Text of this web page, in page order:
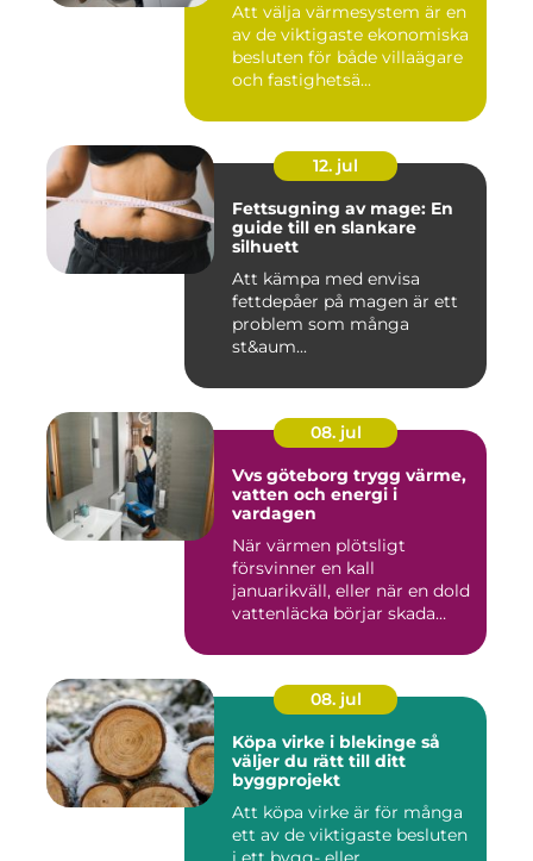
Att välja värmesystem är en
av de viktigaste ekonomiska
besluten för både villaägare
och fastighetsä...
12. jul
Fettsugning av mage: En
guide till en slankare
silhuett
Att kämpa med envisa
fettdepåer på magen är ett
problem som många
st&aum...
08. jul
Vvs göteborg trygg värme,
vatten och energi i
vardagen
När värmen plötsligt
försvinner en kall
januarikväll, eller när en dold
vattenläcka börjar skada
08. jul
Köpa virke i blekinge så
väljer du rätt till ditt
byggprojekt
Att köpa virke är för många
ett av de viktigaste besluten